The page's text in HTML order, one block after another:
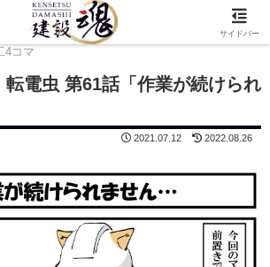
4コマ
転電虫 第61話「作業が続けられ
2021.07.12 2022.08.26
サイドバー